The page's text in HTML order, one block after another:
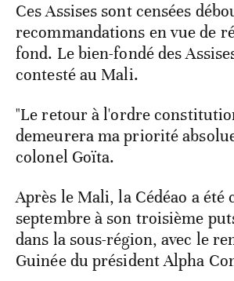
Ces Assises sont censées
recommandations en vue de
fond. Le bien-fondé des
contesté au Mali.
"Le retour à l'ordre
demeurera ma priorité
colonel Goïta.
Après le Mali, la Cédéao a été
septembre à son troisième
dans la sous-région, avec le
Guinée du président Alpha